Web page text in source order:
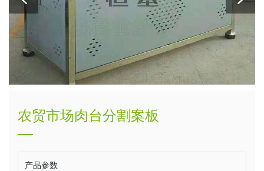
农贸市场肉台分割案板
产品参数